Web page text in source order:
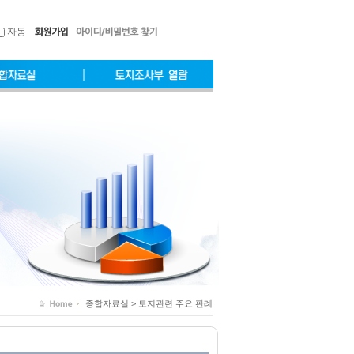
자동
종합자료실 > 토지관련 주요 판례